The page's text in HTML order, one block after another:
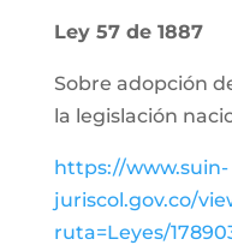
Ley 57 de 1887
Sobre adopción
la legislación
https://www.suin-
juriscol.gov.co/
ruta=Leyes/